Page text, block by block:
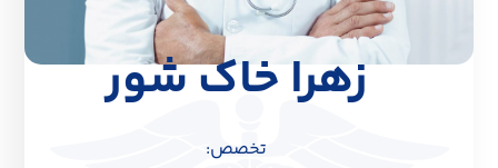
زهرا خاک شور
تخصص: